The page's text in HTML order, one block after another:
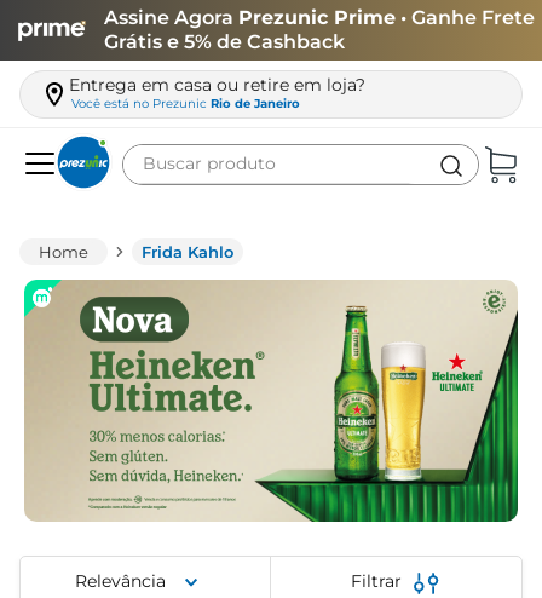
Assine Agora Prezunic Prime • Ganhe Frete
Grátis e 5% de Cashback
Entrega em casa ou retire em loja?
Você está no Prezunic Rio de Janeiro
Buscar produto
Frida Kahlo
Relevância Filtrar
carne
leite
café
queijo
biscoito
azeite
arroz
papel higiênico